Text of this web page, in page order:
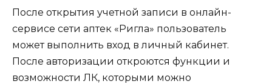
После открытия учетной записи в онлайн-
сервисе сети аптек «Ригла» пользователь
может выполнить вход в личный кабинет.
После авторизации откроются функции и
возможности ЛК, которыми можно